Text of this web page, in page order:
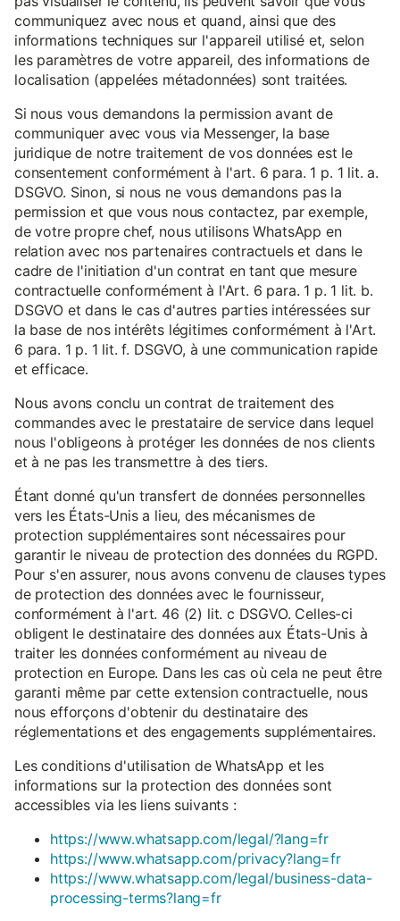
communiquez avec nous et quand, ainsi que des
informations techniques sur l'appareil utilisé et, selon
les paramètres de votre appareil, des informations de
localisation (appelées métadonnées) sont traitées.
Si nous vous demandons la permission avant de
communiquer avec vous via Messenger, la base
juridique de notre traitement de vos données est le
consentement conformément à l'art. 6 para. 1 p. 1 lit. a.
DSGVO. Sinon, si nous ne vous demandons pas la
permission et que vous nous contactez, par exemple,
de votre propre chef, nous utilisons WhatsApp en
relation avec nos partenaires contractuels et dans le
cadre de l'initiation d'un contrat en tant que mesure
contractuelle conformément à l'Art. 6 para. 1 p. 1 lit. b.
DSGVO et dans le cas d'autres parties intéressées sur
la base de nos intérêts légitimes conformément à l'Art.
6 para. 1 p. 1 lit. f. DSGVO, à une communication rapide
et efficace.
Nous avons conclu un contrat de traitement des
commandes avec le prestataire de service dans lequel
nous l'obligeons à protéger les données de nos clients
et à ne pas les transmettre à des tiers.
Étant donné qu'un transfert de données personnelles
vers les États-Unis a lieu, des mécanismes de
protection supplémentaires sont nécessaires pour
garantir le niveau de protection des données du RGPD.
Pour s'en assurer, nous avons convenu de clauses types
de protection des données avec le fournisseur,
conformément à l'art. 46 (2) lit. c DSGVO. Celles-ci
obligent le destinataire des données aux États-Unis à
traiter les données conformément au niveau de
protection en Europe. Dans les cas où cela ne peut être
garanti même par cette extension contractuelle, nous
nous efforçons d'obtenir du destinataire des
réglementations et des engagements supplémentaires.
Les conditions d'utilisation de WhatsApp et les
informations sur la protection des données sont
accessibles via les liens suivants :
https://www.whatsapp.com/legal/?lang=fr
https://www.whatsapp.com/privacy?lang=fr
https://www.whatsapp.com/legal/business-data-
processing-terms?lang=fr